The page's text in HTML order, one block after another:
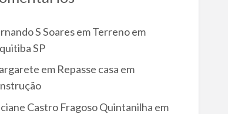
S SoaresemTerreno em
SP
em Repasse casa em
Castro Fragoso Quintanilha em